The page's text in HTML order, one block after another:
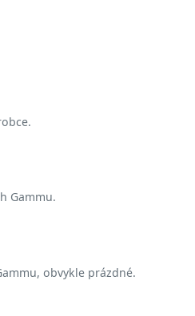
Gammu.
obvykle prázdné.